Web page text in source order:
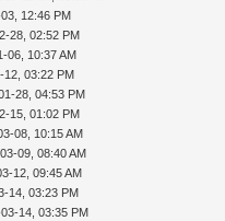
12:46 PM
28, 02:52 PM
06, 10:37 AM
12, 03:22 PM
28, 04:53 PM
15, 01:02 PM
08, 10:15 AM
09, 08:40 AM
12, 09:45 AM
14, 03:23 PM
14, 03:35 PM